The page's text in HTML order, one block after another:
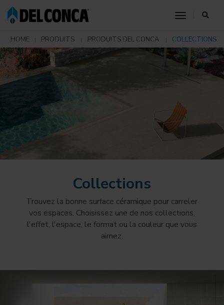
toggle
HOME PRODUITS PRODUITS DEL CONCA COLLECTIONS
Collections
Trouvez la bonne surface céramique pour carreler
vos espaces. Choisissez une de nos collections,
l'effet, l'espace, le format ou la couleur que vous
aimez.